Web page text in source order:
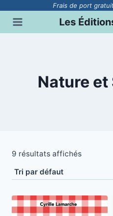
contenu
Frais de port
Les
Nature
9 résultats affichés